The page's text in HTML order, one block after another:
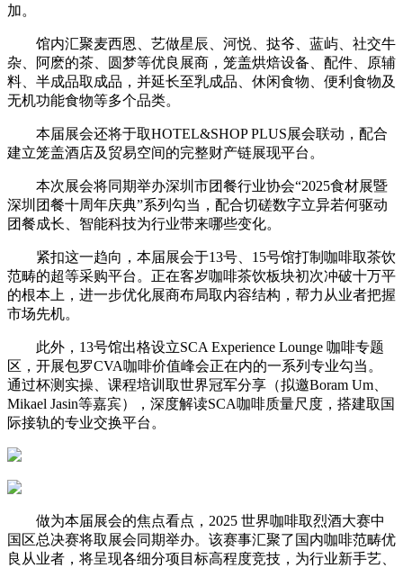
加。
馆内汇聚麦西恩、艺做星辰、河悦、挞爷、蓝屿、社交牛
杂、阿麽的茶、圆梦等优良展商，笼盖烘焙设备、配件、原辅
料、半成品取成品，并延长至乳成品、休闲食物、便利食物及
无机功能食物等多个品类。
本届展会还将于取HOTEL&SHOP PLUS展会联动，配合
建立笼盖酒店及贸易空间的完整财产链展现平台。
本次展会将同期举办深圳市团餐行业协会“2025食材展暨
深圳团餐十周年庆典”系列勾当，配合切磋数字立异若何驱动
团餐成长、智能科技为行业带来哪些变化。
紧扣这一趋向，本届展会于13号、15号馆打制咖啡取茶饮
范畴的超等采购平台。正在客岁咖啡茶饮板块初次冲破十万平
的根本上，进一步优化展商布局取内容结构，帮力从业者把握
市场先机。
此外，13号馆出格设立SCA Experience Lounge 咖啡专题
区，开展包罗CVA咖啡价值峰会正在内的一系列专业勾当。
通过杯测实操、课程培训取世界冠军分享（拟邀Boram Um、
Mikael Jasin等嘉宾），深度解读SCA咖啡质量尺度，搭建取国
际接轨的专业交换平台。
做为本届展会的焦点看点，2025 世界咖啡取烈酒大赛中
国区总决赛将取展会同期举办。该赛事汇聚了国内咖啡范畴优
良从业者，将呈现各细分项目标高程度竞技，为行业新手艺、